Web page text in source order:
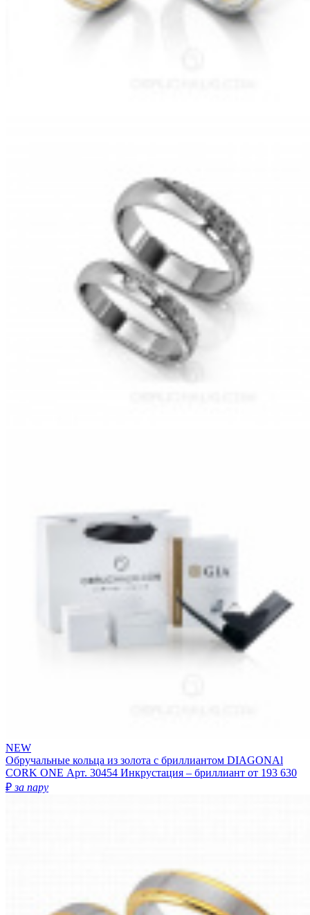
NEW
Обручальные кольца из золота с бриллиантом DIAGONAl
CORK ONE Арт. 30454 Инкрустация – бриллиант от 193 630
₽за пару